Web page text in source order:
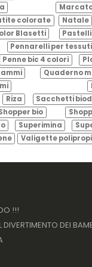
colorate Natale
Blasetti Pastelli
Pennarelli per tessuti
Penne bic 4 colori
Quaderno
Riza Sacchetti
bio
Superimina
Valigette
!!!
DIVERTIMENTO DEI